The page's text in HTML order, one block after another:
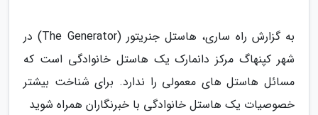
به گزارش راه ساری، هاستل جنریتور (The Generator) در
شهر کپنهاگ مرکز دانمارک یک هاستل خانوادگی است که
مسائل هاستل های معمولی را ندارد. برای شناخت بیشتر
خصوصیات یک هاستل خانوادگی با خبرنگاران همراه شوید